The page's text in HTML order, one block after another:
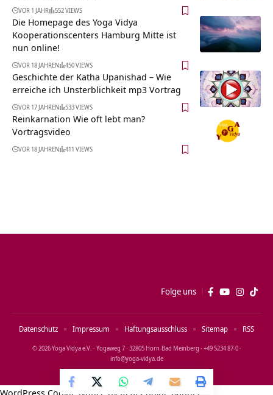
VOR 1 JAHR 552 VIEWS
Die Homepage des Yoga Vidya
Kooperationscenters Hamburg Mitte ist
nun online!
VOR 18 JAHREN 450 VIEWS
Geschichte der Katha Upanishad – Wie
erreiche ich Unsterblichkeit mp3 Vortrag
VOR 17 JAHREN 533 VIEWS
Reinkarnation Wie oft lebt man?
Vortragsvideo
VOR 18 JAHREN 411 VIEWS
Folge uns
© 2026 Yoga Vidya e.V. · Yogaweg 7 · 32805 Horn‑Bad Meinberg · +49 5234 87‑0 ·
info@yoga‑vidya.de
Datenschutz Impressum Haftungsausschluss Sitemap RSS